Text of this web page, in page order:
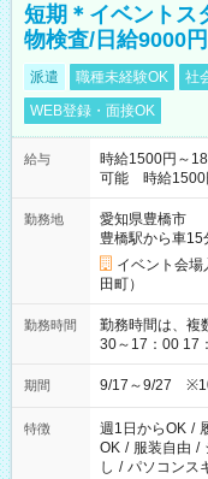
短期＊イベントス
物検査/日給9000
派遣 職種未経験OK 社
WEB登録・面接OK
給与
時給1500円～
可能 時給1500
勤務地
愛知県豊橋市
豊橋駅から車15
イベント会
田町）
勤務時間
勤務時間は、複
30～17：00 17
務もあります。 【休憩】60分+他休憩あり 交替で取得します。
安全面に配慮し
期間 9/17～9/27
特徴 週1日からOK /
OK / 服装自由 /
し / パソコンス